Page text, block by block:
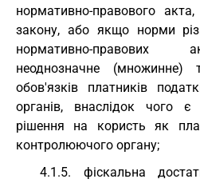
нормативно-правового
закону, або якщо норми
нормативно-правових
неоднозначне (множинне)
обов'язків платників
органів, внаслідок чого є
рішення на користь як
контролюючого органу;
4.1.5. фіскальна